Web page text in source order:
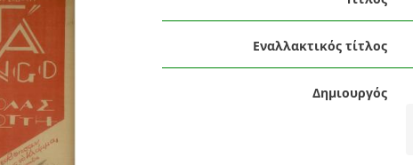
Εναλλακτικός τίτλος
Δημιουργός